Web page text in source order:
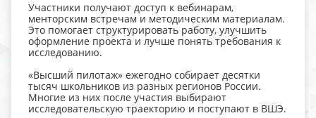
Участники получают доступ к вебинарам,
менторским встречам и методическим материалам.
Это помогает структурировать работу, улучшить
оформление проекта и лучше понять требования к
исследованию.
«Высший пилотаж» ежегодно собирает десятки
тысяч школьников из разных регионов России.
Многие из них после участия выбирают
исследовательскую траекторию и поступают в ВШЭ.